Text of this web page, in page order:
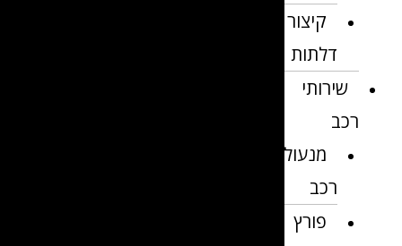
קיצור
דלתות
שירותי
מנעולן
פורץ